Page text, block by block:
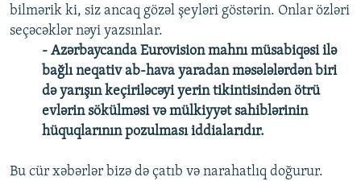
bilmərik ki, siz ancaq gözəl şeyləri göstərin. Onlar özləri
seçəcəklər nəyi yazsınlar.
- Azərbaycanda Eurovision mahnı müsabiqəsi ilə
bağlı neqativ ab-hava yaradan məsələlərdən biri
də yarışın keçiriləcəyi yerin tikintisindən ötrü
evlərin sökülməsi və mülkiyyət sahiblərinin
hüquqlarının pozulması iddialarıdır.
Bu cür xəbərlər bizə də çatıb və narahatlıq doğurur.